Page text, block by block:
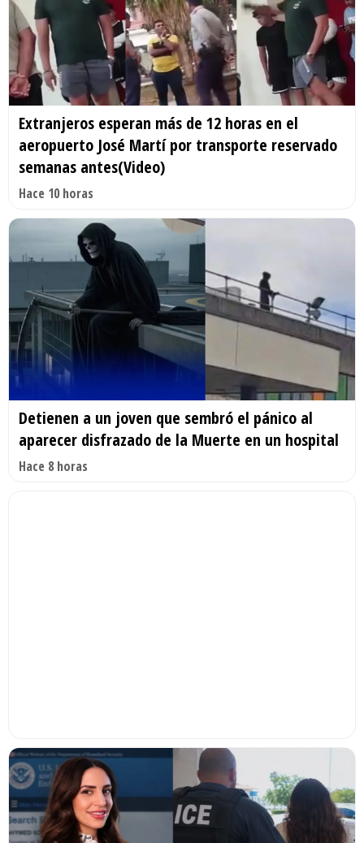
Extranjeros esperan más de 12 horas en el
aeropuerto José Martí por transporte reservado
semanas antes(Video)
Hace 10 horas
Detienen a un joven que sembró el pánico al
aparecer disfrazado de la Muerte en un hospital
Hace 8 horas